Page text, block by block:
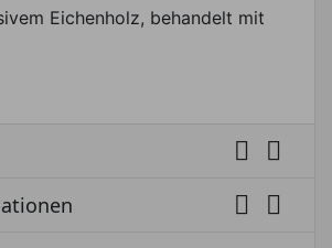
Eichenholz, behandelt mit
 
 